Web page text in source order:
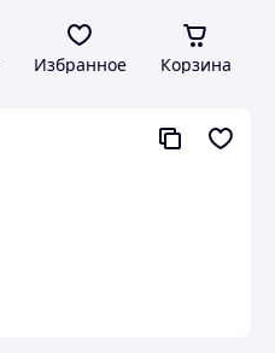
Избранное Корзина